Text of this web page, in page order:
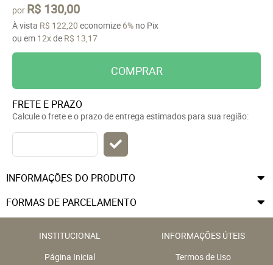
por R$ 130,00
À vista R$ 122,20 economize 6% no Pix
ou em 12xde R$ 13,17
COMPRAR
FRETE E PRAZO
Calcule o frete e o prazo de entrega estimados para sua região:
INFORMAÇÕES DO PRODUTO
FORMAS DE PARCELAMENTO
INSTITUCIONAL
Página Inicial
INFORMAÇÕES ÚTEIS
Termos de Uso